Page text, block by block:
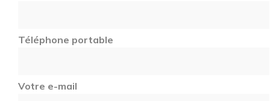
Téléphone portable
Votre e-mail